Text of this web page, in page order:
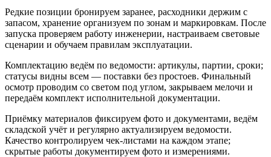
Редкие позиции бронируем заранее, расходники держим с
запасом, хранение организуем по зонам и маркировкам. После
запуска проверяем работу инженерии, настраиваем световые
сценарии и обучаем правилам эксплуатации.
Комплектацию ведём по ведомости: артикулы, партии, сроки;
статусы видны всем — поставки без простоев. Финальный
осмотр проводим со светом под углом, закрываем мелочи и
передаём комплект исполнительной документации.
Приёмку материалов фиксируем фото и документами, ведём
складской учёт и регулярно актуализируем ведомости.
Качество контролируем чек‑листами на каждом этапе;
скрытые работы документируем фото и измерениями.